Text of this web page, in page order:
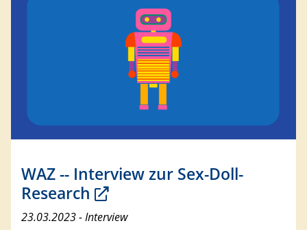
WAZ -- Interview zur Sex-Doll-
Research
23.03.2023 - Interview